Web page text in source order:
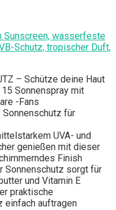
Sunscreen, wasserfeste
Schutz, tropischer Duft,
– Schütze deine Haut
Sonnenspray mit
-Fans
Sonnenschutz für
UVA- und
genießen mit dieser
Finish
Sonnenschutz sorgt für
und Vitamin E
praktische
einfach auftragen